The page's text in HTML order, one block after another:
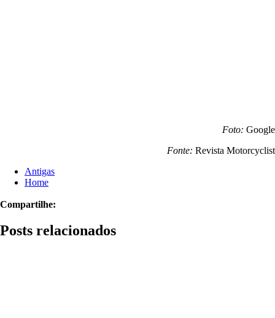
Foto: Google
Fonte: Revista Motorcyclist
Antigas
Home
Compartilhe:
Posts relacionados